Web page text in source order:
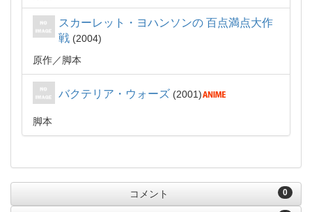
スカーレット・ヨハンソンの 百点満点大作
戦
2004
原作
脚本
バクテリア・ウォーズ 2001
脚本
0
コメント